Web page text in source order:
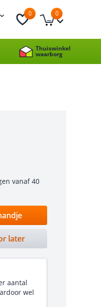
0 0
Thuiswinkel
waarborg
vanaf 40
later
aantal
wel